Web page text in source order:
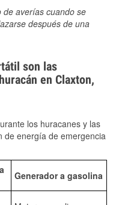
averías cuando se
después de una
son las
en Claxton,
los huracanes y las
de energía de emergencia
Generador a gasolina